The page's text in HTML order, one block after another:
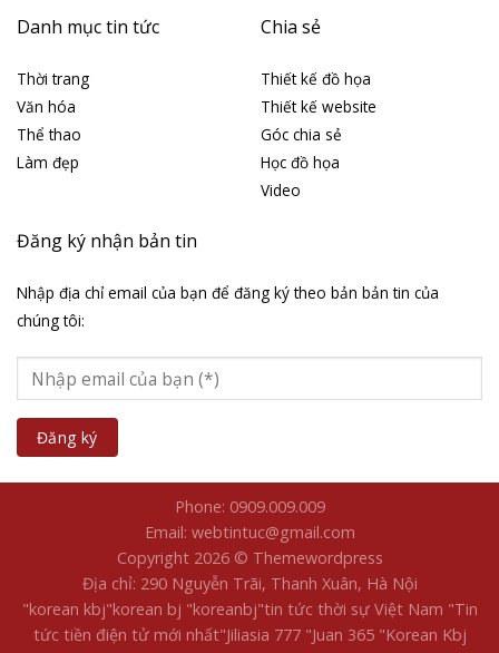
Danh mục tin tức
Thời trang
Văn hóa
Thể thao
Làm đẹp
Chia sẻ
Thiết kế đồ họa
Thiết kế website
Góc chia sẻ
Học đồ họa
Video
Đăng ký nhận bản tin
Nhập địa chỉ email của bạn để đăng ký theo bản bản tin của
chúng tôi:
Phone: 0909.009.009
Email: webtintuc@gmail.com
Copyright 2026 © Themewordpress
Địa chỉ: 290 Nguyễn Trãi, Thanh Xuân, Hà Nội
"korean kbj​"korean bj "koreanbj​"tin tức thời sự Việt Nam "Tin
tức tiền điện tử mới nhất​"Jiliasia 777 "Juan 365 "Korean Kbj